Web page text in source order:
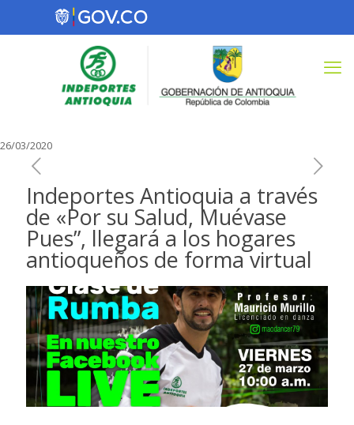
26/03/2020
Indeportes Antioquia a través
de «Por su Salud, Muévase
Pues”, llegará a los hogares
antioqueños de forma virtual